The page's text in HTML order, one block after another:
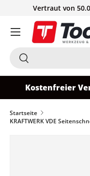
Vertraut von
Suchen
Suchen
Kostenfreier
Startseite
KRAFTWERK VDE